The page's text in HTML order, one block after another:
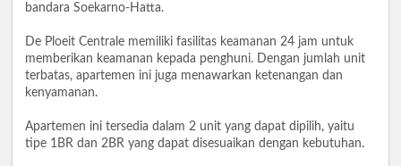
bandara Soekarno-Hatta.
De Ploeit Centrale memiliki fasilitas keamanan 24 jam untuk
memberikan keamanan kepada penghuni. Dengan jumlah unit
terbatas, apartemen ini juga menawarkan ketenangan dan
kenyamanan.
Apartemen ini tersedia dalam 2 unit yang dapat dipilih, yaitu
tipe 1BR dan 2BR yang dapat disesuaikan dengan kebutuhan.